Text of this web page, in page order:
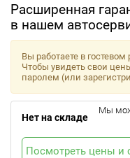
Расширенная
в нашем
Вы работаете в
Чтобы увидеть свои
паролем (или
Нет на складе
Мы
Посмотреть цены и